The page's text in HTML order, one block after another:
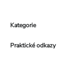
Kategorie
Praktické odkazy